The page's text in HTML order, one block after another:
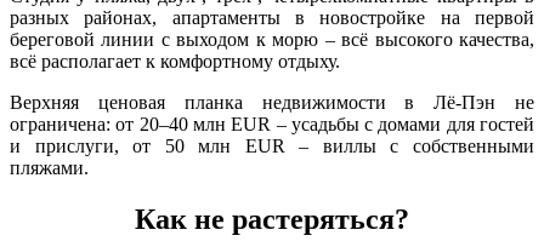
разных районах, апартаменты в новостройке на первой
береговой линии с выходом к морю – всё высокого качества,
всё располагает к комфортному отдыху.
Верхняя ценовая планка недвижимости в Лё-Пэн не
ограничена: от 20–40 млн EUR – усадьбы с домами для гостей
и прислуги, от 50 млн EUR – виллы с собственными
пляжами.
Как не растеряться?